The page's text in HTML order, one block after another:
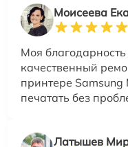
Моисеева
Моя
качественный
принтере Samsung
печатать без
Латышев